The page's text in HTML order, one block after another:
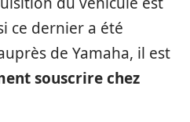
ce dernier a été
de Yamaha, il est
souscrire chez